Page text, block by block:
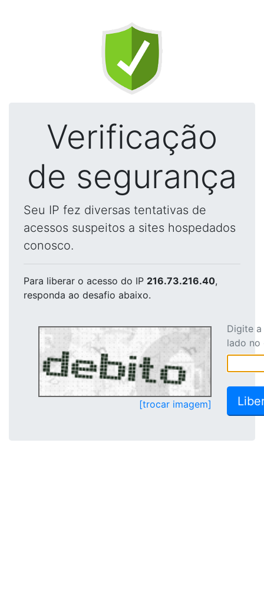
Verificação
de segurança
Seu IP fez diversas tentativas de
acessos suspeitos a sites hospedados
conosco.
Para liberar o acesso do IP 216.73.216.40,
responda ao desafio abaixo.
[trocar imagem]
Digite
lado no